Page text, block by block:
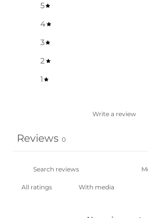
5
4
3
2
1
Write a review
Reviews 0
With media